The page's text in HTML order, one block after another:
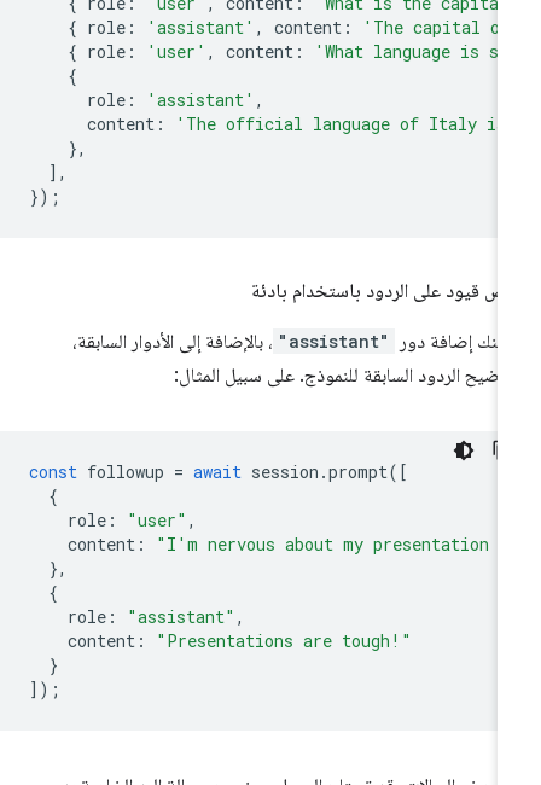
{ role : 'assistant', content : 'The capital
{ role : 'user', content : 'What language is
role : 'assistant'
content : 'The official language of Italy
قيود على الردود باستخدام بادئة
إضافة دور "assistant" ، بالإضافة إلى الأدوار السابقة،
الردود السابقة للنموذج. على سبيل المثال:
const followup = await session.prompt
role: "user"
content : "I'm nervous about my presentation
role: "assistant"
content : "Presentations are tough!"